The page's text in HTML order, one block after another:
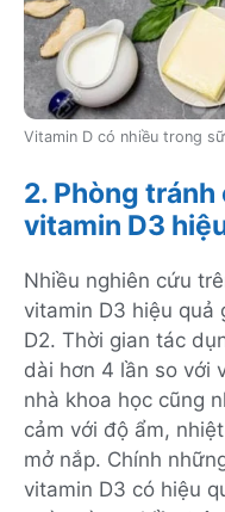
Vitamin D có nhiều trong
2. Phòng
vitamin D3
Nhiều nghiên cứu
vitamin D3 hiệu quả
D2. Thời gian tác
dài hơn 4 lần so với
nhà khoa học cũng
cảm với độ ẩm,
mở nắp. Chính
vitamin D3 có hiệu